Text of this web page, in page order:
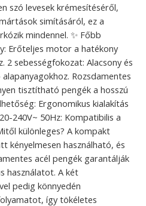
szó levesek krémesítéséről,
simításáról, ez a
mindennel. ✨ Főbb
Erőteljes motor a hatékony
2 sebességfokozat: Alacsony és
Rozsdamentes
tisztítható pengék a hosszú
Ergonomikus kialakítás
240V~ 50Hz: Kompatibilis a
különleges? A kompakt
kényelmesen használható, és
acél pengék garantálják
használatot. A két
pedig könnyedén
így tökéletes